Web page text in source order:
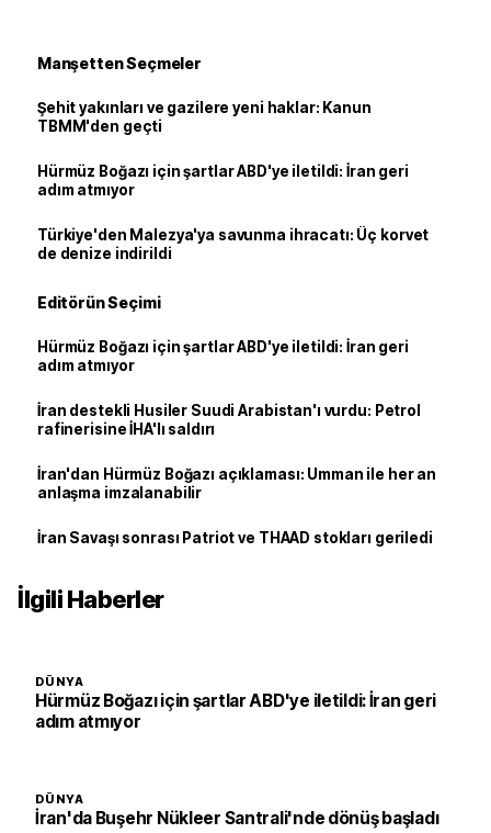
Manşetten Seçmeler
Şehit yakınları ve gazilere yeni haklar: Kanun
TBMM'den geçti
Hürmüz Boğazı için şartlar ABD'ye iletildi: İran geri
adım atmıyor
Türkiye'den Malezya'ya savunma ihracatı: Üç korvet
de denize indirildi
Editörün Seçimi
Hürmüz Boğazı için şartlar ABD'ye iletildi: İran geri
adım atmıyor
İran destekli Husiler Suudi Arabistan'ı vurdu: Petrol
rafinerisine İHA'lı saldırı
İran'dan Hürmüz Boğazı açıklaması: Umman ile her an
anlaşma imzalanabilir
İran Savaşı sonrası Patriot ve THAAD stokları geriledi
İlgili Haberler
DÜNYA
Hürmüz Boğazı için şartlar ABD'ye iletildi: İran geri
adım atmıyor
DÜNYA
İran'da Buşehr Nükleer Santrali'nde dönüş başladı